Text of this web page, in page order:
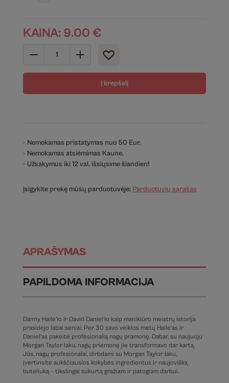
KAINA: 9.00 €
Į krepšelį
- Nemokamas pristatymas nuo 50 Eur.
- Nemokamas atsiėmimas Kaune.
- Užsakymus iki 12 val. išsiųsime šiandien!
Įsigykite prekę mūsų parduotuvėje: Parduotuvių sąrašas
APRAŠYMAS
PAPILDOMA INFORMACIJA
Danny Haile‘io ir David Daniel‘io kaip manikiūro meistrų istorija
prasidėjo labai seniai. Per 30 savo veiklos metų Haile‘as ir
Daniel‘as pakeitė profesionalią nagų pramonę. Dabar, su naujuoju
Morgan Taylor laku, nagų priemonę jie transformavo dar kartą.
Jūs, nagų profesionalai, dirbdami su Morgan Taylor laku,
įvertinsite aukščiausios kokybės ingredientus ir naujovišką
buteliuką – tikslingai sukurtą gražiam ir patogiam darbui.